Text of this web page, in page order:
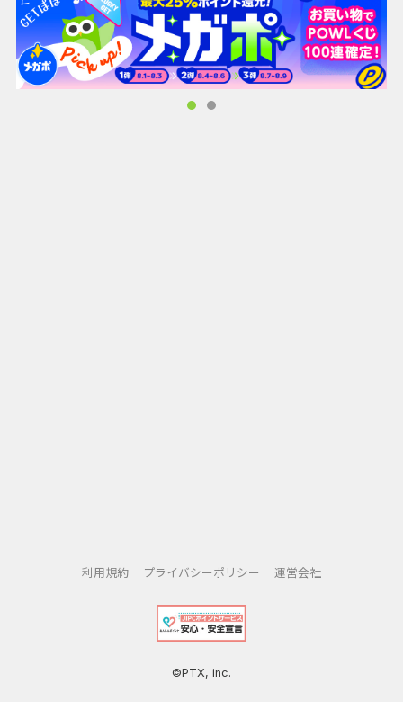
利用規約 プライバシーポリシー 運営会社
©PTX, inc.